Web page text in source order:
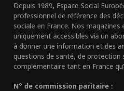
Depuis 1989, Espace Social
professionnel de référence des
sociale en France. Nos
uniquement accessibles via un
à donner une information et des
questions de santé, de protection
complémentaire tant en France
N° de commission paritaire :